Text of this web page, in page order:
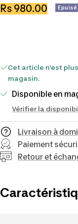
Prix
Rs 980.00 Epuisé
Cet article n'est
magasin.
Disponible en
Vérifier la
Livraison à
Paiement
Retour et